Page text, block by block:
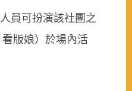
員可扮演該社團之
版娘）於場內活